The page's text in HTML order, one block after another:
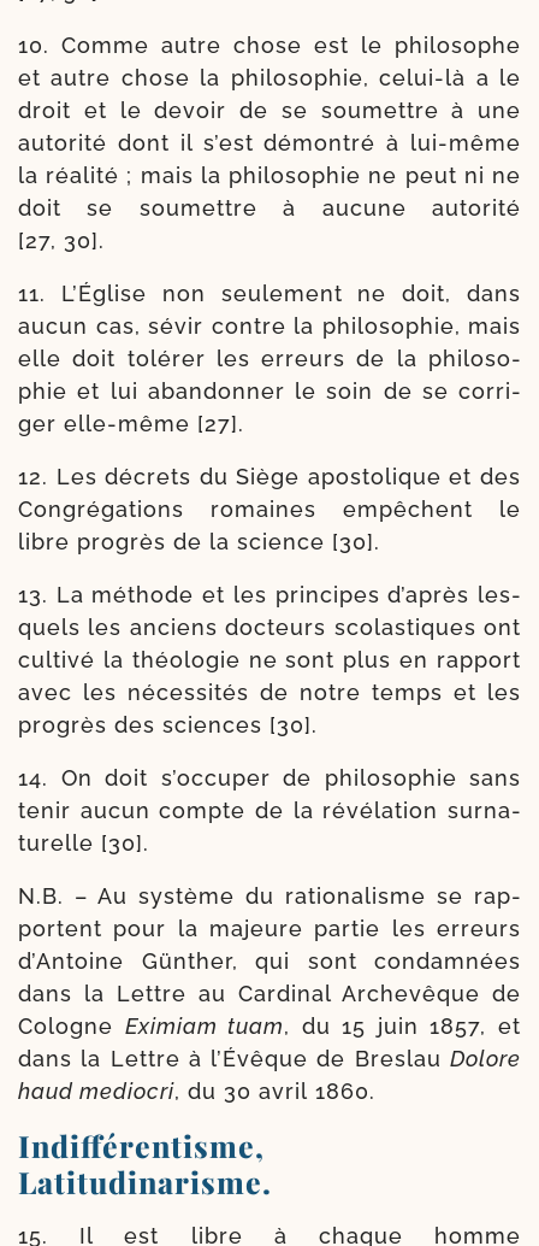
10. Comme autre chose est le phi­lo­sophe
et autre chose la phi­lo­so­phie, celui-​là a le
droit et le devoir de se sou­mettre à une
auto­ri­té dont il s’est démon­tré à lui-​même
la réa­li­té ; mais la phi­lo­so­phie ne peut ni ne
doit se sou­mettre à aucune auto­ri­té
[27, 30].
11. L’Église non seule­ment ne doit, dans
aucun cas, sévir contre la phi­lo­so­phie, mais
elle doit tolé­rer les erreurs de la phi­lo­so­
phie et lui aban­don­ner le soin de se cor­ri­
ger elle-​même [27].
12. Les décrets du Siège apos­to­lique et des
Congrégations romaines empêchent le
libre pro­grès de la science [30].
13. La méthode et les prin­cipes d’a­près les­
quels les anciens doc­teurs sco­las­tiques ont
culti­vé la théo­lo­gie ne sont plus en rap­port
avec les néces­si­tés de notre temps et les
pro­grès des sciences [30].
14. On doit s’oc­cu­per de phi­lo­so­phie sans
tenir aucun compte de la révé­la­tion sur­na­
tu­relle [30].
N.B. – Au sys­tème du ratio­na­lisme se rap­
portent pour la majeure par­tie les erreurs
d’Antoine Günther, qui sont condam­nées
dans la Lettre au Cardinal Archevêque de
Cologne Eximiam tuam, du 15 juin 1857, et
dans la Lettre à l’Évêque de Breslau Dolore
haud medio­cri, du 30 avril 1860.
Indifférentisme,
Latitudinarisme.
15. Il est libre à chaque homme